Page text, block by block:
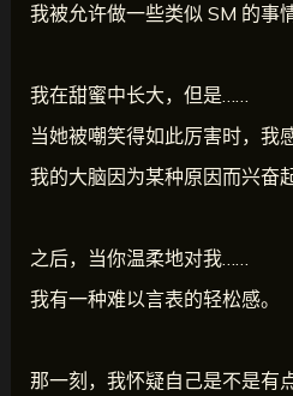
我被允许做一些类似 SM 的事情
我在甜蜜中长大，但是……
当她被嘲笑得如此厉害时，我
我的大脑因为某种原因而兴奋
之后，当你温柔地对我……
我有一种难以言表的轻松感。
那一刻，我怀疑自己是不是有